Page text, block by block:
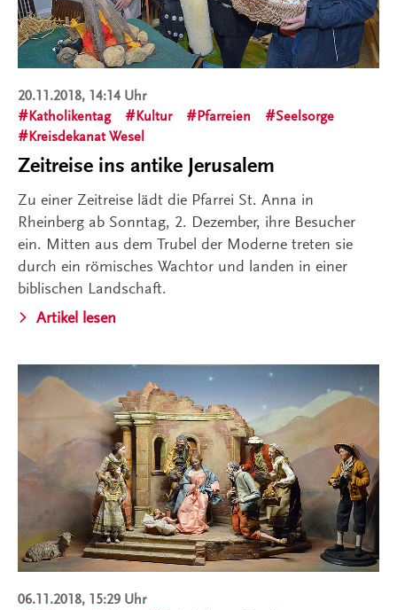
20.11.2018, 14:14 Uhr
Katholikentag
Kultur Pfarreien
Seelsorge
Kreisdekanat Wesel
Zeitreise ins antike Jerusalem
Zu einer Zeitreise lädt die Pfarrei St. Anna in
Rheinberg ab Sonntag, 2. Dezember, ihre Besucher
ein. Mitten aus dem Trubel der Moderne treten sie
durch ein römisches Wachtor und landen in einer
biblischen Landschaft.
Artikel lesen
06.11.2018, 15:29 Uhr